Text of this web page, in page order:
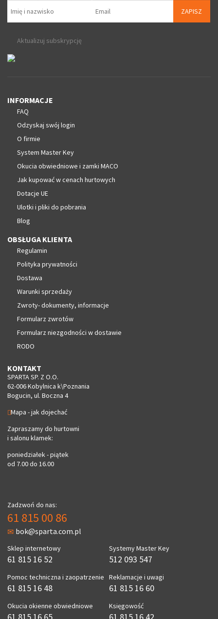
ZAPISZ
Aktualizuj subskrypcję
INFORMACJE
FAQ
Odzyskaj swój login
O firmie
System Master Key
Okucia obwiedniowe i zamki MACO
Jak kupować w cenach hurtowych
Dotacje UE
Ulotki i pliki do pobrania
Blog
OBSŁUGA KLIENTA
Regulamin
Polityka prywatności
Dostawa
Warunki sprzedaży
Zwroty- dokumenty, informacje
Formularz zwrotów
Formularz niezgodności w dostawie
RODO
KONTAKT
SPARTA SP. Z O.O.
62-006 Kobylnica k\Poznania
Bogucin, ul. Boczna 4
Mapa - jak dojechać
Zapraszamy do hurtowni
i salonu klamek:
poniedziałek - piątek
od 7.00 do 16.00
Zadzwoń do nas:
61 815 00 86
bok@sparta.com.pl
Sklep internetowy
61 815 16 52
Pomoc techniczna i zaopatrzenie
61 815 16 48
Okucia okienne obwiedniowe
Systemy Master Key
512 093 547
Reklamacje i uwagi
61 815 16 60
Księgowość